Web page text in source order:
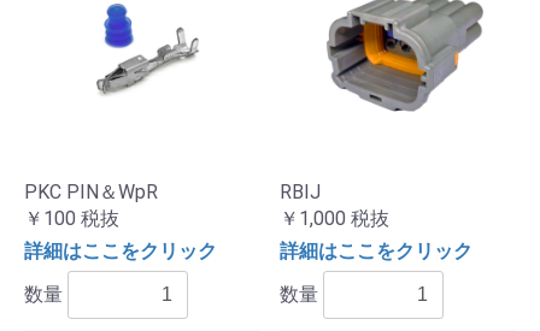
PKC PIN＆WpR
￥100 税抜
詳細はここをクリック
数量
RBIJ
￥1,000 税抜
詳細はここをクリック
数量